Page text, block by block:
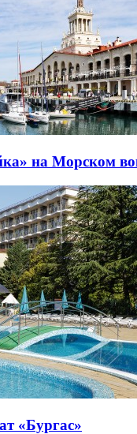
на Морском
«Бургас»